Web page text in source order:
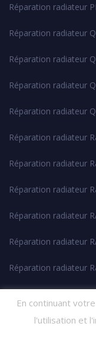
Réparation radiateur
Réparation radiateur
Réparation radiateur
Réparation radiateur
Réparation radiateur
Réparation radiateur
Réparation radiateur
Réparation radiateur
Réparation radiateur
Réparation radiateur
Réparation radiateur
Réparation radiateur
En continuant
l'utilisation et